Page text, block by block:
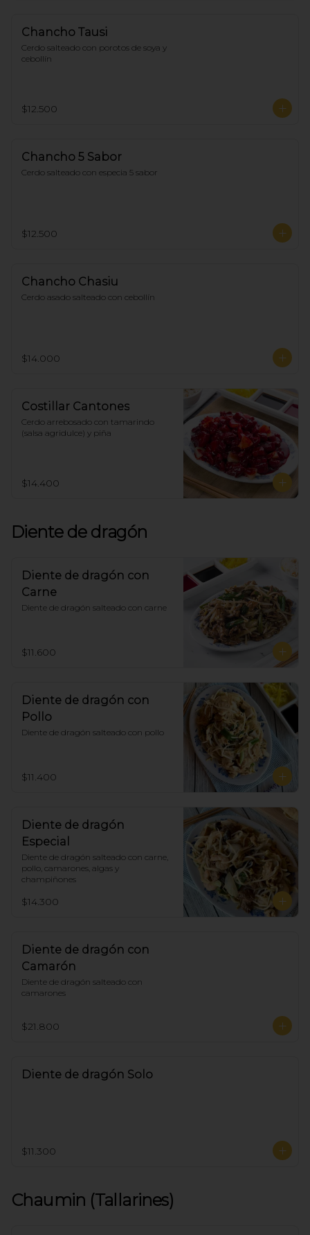
Chancho Tausi
Cerdo salteado con porotos de soya y
cebollín
$12.500
Chancho 5 Sabor
Cerdo salteado con especia 5 sabor
$12.500
Chancho Chasiu
Cerdo asado salteado con cebollín
$14.000
Costillar Cantones
Cerdo arrebosado con tamarindo
(salsa agridulce) y piña
$14.400
Diente de dragón
Diente de dragón con
Carne
Diente de dragón salteado con carne
$11.600
Diente de dragón con
Pollo
Diente de dragón salteado con pollo
$11.400
Diente de dragón
Especial
Diente de dragón salteado con carne,
pollo, camarones, algas y
champiñones
$14.300
Diente de dragón con
Camarón
Diente de dragón salteado con
camarones
$21.800
Diente de dragón Solo
$11.300
Chaumin (Tallarines)